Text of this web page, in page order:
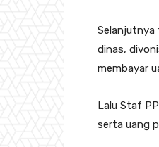
Selanjutnya
dinas,
membayar
Lalu Staf
serta uang